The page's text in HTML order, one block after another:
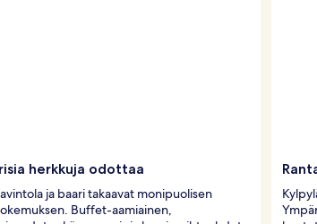
herkkuja odottaa
ja baari takaavat monipuolisen
Buffet-aamiainen,